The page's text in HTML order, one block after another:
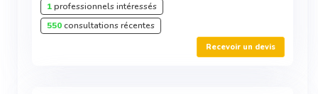
1professionnels intéressés
550consultations récentes
Recevoir un devis